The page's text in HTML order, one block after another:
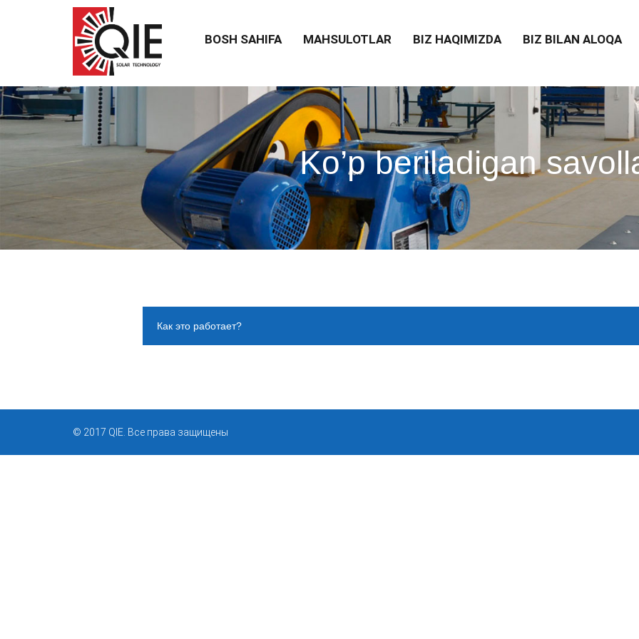
BOSH SAHIFA MAHSULOTLAR BIZ HAQIMIZDA BIZ BILAN ALOQA
Ko’p beriladigan
Как это работает?
© 2017 QIE. Все права защищены